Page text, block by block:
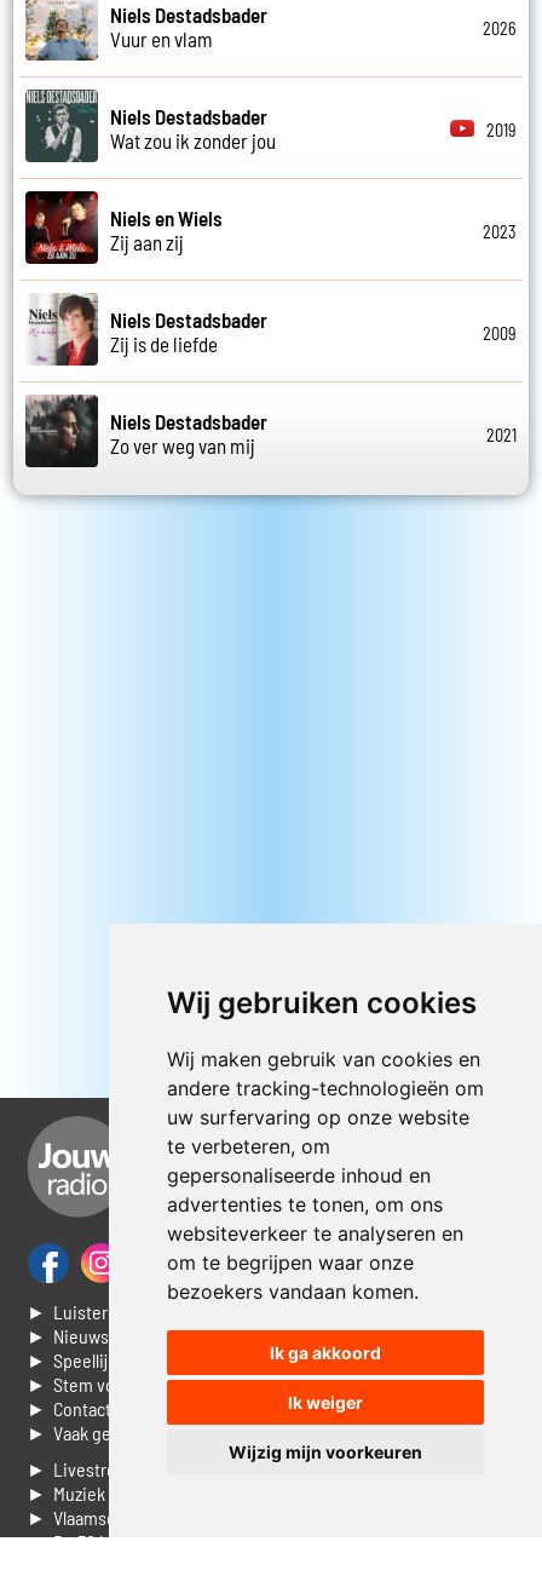
Wij gebruiken cookies
Wij maken gebruik van cookies en
andere tracking-technologieën om
uw surfervaring op onze website
te verbeteren, om
gepersonaliseerde inhoud en
advertenties te tonen, om ons
websiteverkeer te analyseren en
om te begrijpen waar onze
bezoekers vandaan komen.
Ik ga akkoord
Ik weiger
Wijzig mijn voorkeuren
Niels Destadsbader
Vuur en vlam
2026
Niels Destadsbader
Wat zou ik zonder jou
2019
Niels en Wiels
Zij aan zij
2023
Niels Destadsbader
Zij is de liefde
2009
Niels Destadsbader
Zo ver weg van mij
2021
► Luisteren naar Jouwradio
► Nieuws
► Speellijst
► Stem voor de Dag top 3
► Contacteer ons
► Vaak gestelde vragen
► Livestream informatie
► Muziek opzoeken
► Vlaamse 100 Aller tijden
► De 50 beste van...